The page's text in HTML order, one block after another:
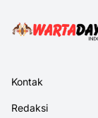
Kontak
Redaksi